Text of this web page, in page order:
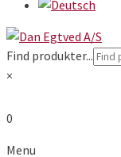
Find produkter...
×
0
Menu